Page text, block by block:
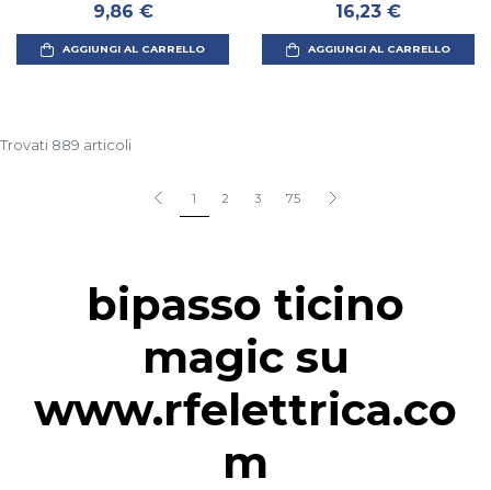
9,86 €
AGGIUNGI AL CARRELLO
16,23 €
AGGIUNGI AL CARRELLO
Trovati 889 articoli
1 2 3 75
bipasso ticino
magic su
www.rfelettrica.co
m